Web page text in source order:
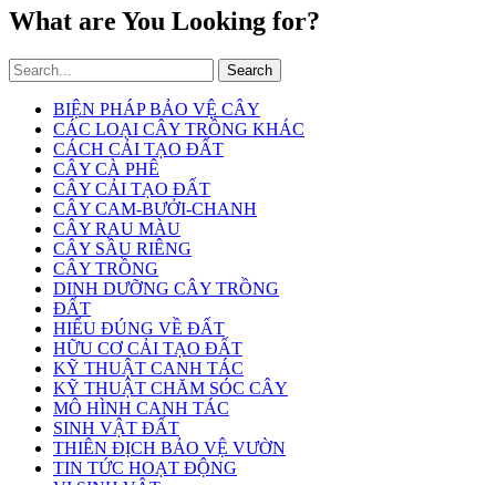
What are You Looking for?
Search
BIỆN PHÁP BẢO VỆ CÂY
CÁC LOẠI CÂY TRỒNG KHÁC
CÁCH CẢI TẠO ĐẤT
CÂY CÀ PHÊ
CÂY CẢI TẠO ĐẤT
CÂY CAM-BƯỞI-CHANH
CÂY RAU MÀU
CÂY SẦU RIÊNG
CÂY TRỒNG
DINH DƯỠNG CÂY TRỒNG
ĐẤT
HIỂU ĐÚNG VỀ ĐẤT
HỮU CƠ CẢI TẠO ĐẤT
KỸ THUẬT CANH TÁC
KỸ THUẬT CHĂM SÓC CÂY
MÔ HÌNH CANH TÁC
SINH VẬT ĐẤT
THIÊN ĐỊCH BẢO VỆ VƯỜN
TIN TỨC HOẠT ĐỘNG